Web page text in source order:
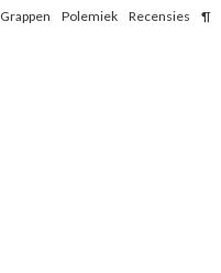
Grappen Polemiek Recensies ¶